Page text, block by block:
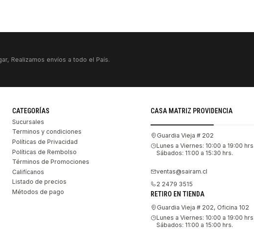
Realizamos envíos a todo el País.
CATEGORÍAS
Sucursales
Terminos y condiciones
Políticas de Privacidad
Políticas de Rembolso
Términos de Promociones
Califícanos
Listado de precios
Métodos de pago
CASA MATRIZ PROVIDENCIA
Guardia Vieja # 202
Lunes a Viernes: 10:00 a 19:00
Sábados: 11:00 a 15:30 hrs.
ventas@sairam.cl
2 2479 3515
RETIRO EN TIENDA
Guardia Vieja # 202, Oficina 102
Lunes a Viernes: 10:00 a 19:00
Sábados: 11:00 a 15:00 hrs.